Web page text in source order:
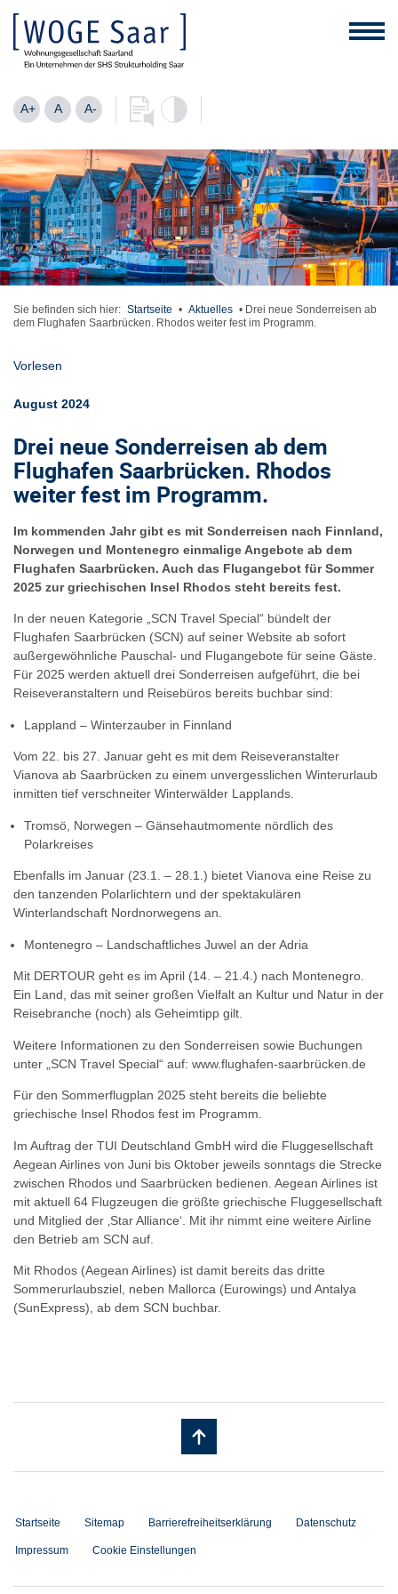
A+ A A-
Sie befinden sich hier: Startseite • Aktuelles • Drei neue Sonderreisen ab
dem Flughafen Saarbrücken. Rhodos weiter fest im Programm.
Vorlesen
August 2024
Drei neue Sonderreisen ab dem
Flughafen Saarbrücken. Rhodos
weiter fest im Programm.
Im kommenden Jahr gibt es mit Sonderreisen nach Finnland,
Norwegen und Montenegro einmalige Angebote ab dem
Flughafen Saarbrücken. Auch das Flugangebot für Sommer
2025 zur griechischen Insel Rhodos steht bereits fest.
In der neuen Kategorie „SCN Travel Special“ bündelt der
Flughafen Saarbrücken (SCN) auf seiner Website ab sofort
außergewöhnliche Pauschal- und Flugangebote für seine Gäste.
Für 2025 werden aktuell drei Sonderreisen aufgeführt, die bei
Reiseveranstaltern und Reisebüros bereits buchbar sind:
Lappland – Winterzauber in Finnland
Vom 22. bis 27. Januar geht es mit dem Reiseveranstalter
Vianova ab Saarbrücken zu einem unvergesslichen Winterurlaub
inmitten tief verschneiter Winterwälder Lapplands.
Tromsö, Norwegen – Gänsehautmomente nördlich des
Polarkreises
Ebenfalls im Januar (23.1. – 28.1.) bietet Vianova eine Reise zu
den tanzenden Polarlichtern und der spektakulären
Winterlandschaft Nordnorwegens an.
Montenegro – Landschaftliches Juwel an der Adria
Mit DERTOUR geht es im April (14. – 21.4.) nach Montenegro.
Ein Land, das mit seiner großen Vielfalt an Kultur und Natur in der
Reisebranche (noch) als Geheimtipp gilt.
Weitere Informationen zu den Sonderreisen sowie Buchungen
unter „SCN Travel Special“ auf: www.flughafen-saarbrücken.de
Für den Sommerflugplan 2025 steht bereits die beliebte
griechische Insel Rhodos fest im Programm.
Im Auftrag der TUI Deutschland GmbH wird die Fluggesellschaft
Aegean Airlines von Juni bis Oktober jeweils sonntags die Strecke
zwischen Rhodos und Saarbrücken bedienen. Aegean Airlines ist
mit aktuell 64 Flugzeugen die größte griechische Fluggesellschaft
und Mitglied der ‚Star Alliance‘. Mit ihr nimmt eine weitere Airline
den Betrieb am SCN auf.
Mit Rhodos (Aegean Airlines) ist damit bereits das dritte
Sommerurlaubsziel, neben Mallorca (Eurowings) und Antalya
(SunExpress), ab dem SCN buchbar.
Startseite Sitemap Barrierefreiheitserklärung Datenschutz
Impressum Cookie Einstellungen